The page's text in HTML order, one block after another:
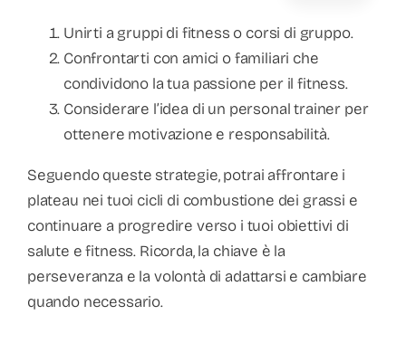
Unirti a gruppi di fitness o corsi di gruppo.
Confrontarti con amici o familiari che
condividono la tua passione per il fitness.
Considerare l’idea di un personal trainer per
ottenere motivazione e responsabilità.
Seguendo queste strategie, potrai affrontare i
plateau nei tuoi cicli di combustione dei grassi e
continuare a progredire verso i tuoi obiettivi di
salute e fitness. Ricorda, la chiave è la
perseveranza e la volontà di adattarsi e cambiare
quando necessario.